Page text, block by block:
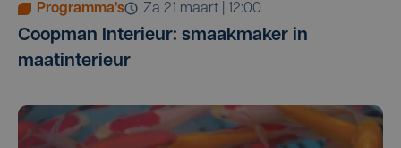
Programma's za 21 maart | 12:00
Coopman Interieur: smaakmaker in
maatinterieur